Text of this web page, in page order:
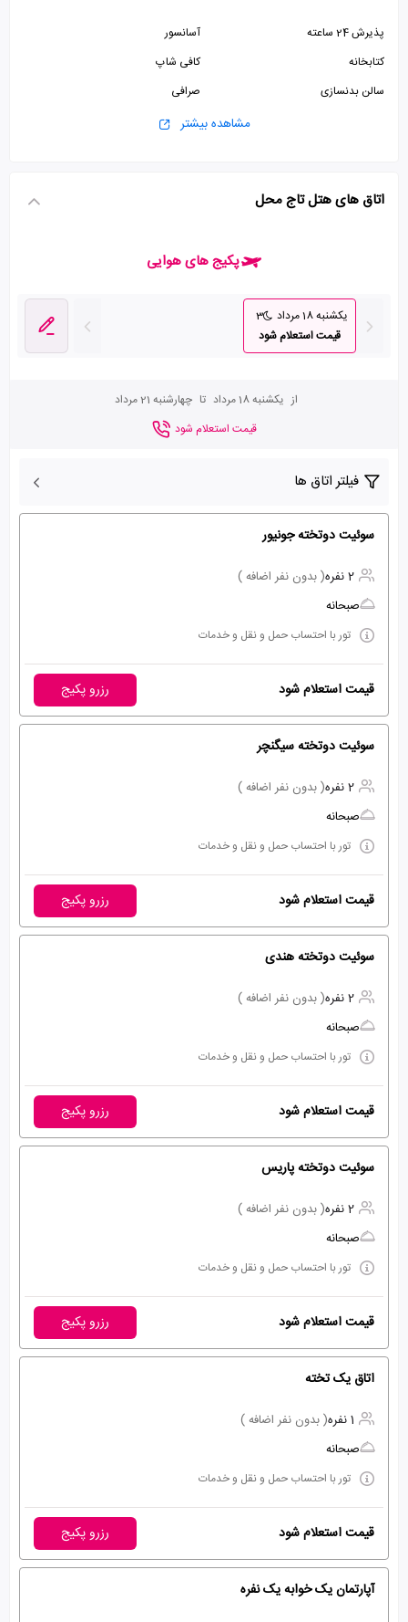
پذیرش 24 ساعته
آسانسور
کتابخانه
کافی شاپ
سالن بدنسازی
صرافی
سالن بیلیاردمشاهده بیشتر
اتاق های هتل تاج محل
پکیج های هوایی
یکشنبه 18 مرداد
3
قیمت استعلام شود
از یکشنبه 18 مرداد تا چهارشنبه 21 مرداد
قیمت استعلام شود
فیلتر اتاق ها
سوئیت دوتخته جونیور
2 نفره
( بدون نفر اضافه )
صبحانه
تور با احتساب حمل و نقل و خدمات
قیمت استعلام شود رزرو پکیج
سوئیت دوتخته سیگنچر
2 نفره
( بدون نفر اضافه )
صبحانه
تور با احتساب حمل و نقل و خدمات
قیمت استعلام شود رزرو پکیج
سوئیت دوتخته هندی
2 نفره
( بدون نفر اضافه )
صبحانه
تور با احتساب حمل و نقل و خدمات
قیمت استعلام شود رزرو پکیج
سوئیت دوتخته پاریس
2 نفره
( بدون نفر اضافه )
صبحانه
تور با احتساب حمل و نقل و خدمات
قیمت استعلام شود رزرو پکیج
اتاق یک تخته
1 نفره
( بدون نفر اضافه )
صبحانه
تور با احتساب حمل و نقل و خدمات
قیمت استعلام شود رزرو پکیج
آپارتمان یک خوابه یک نفره